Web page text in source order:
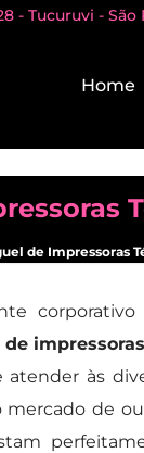
- Tucuruvi - São
Home
de Impressoras
atender às
mercado de